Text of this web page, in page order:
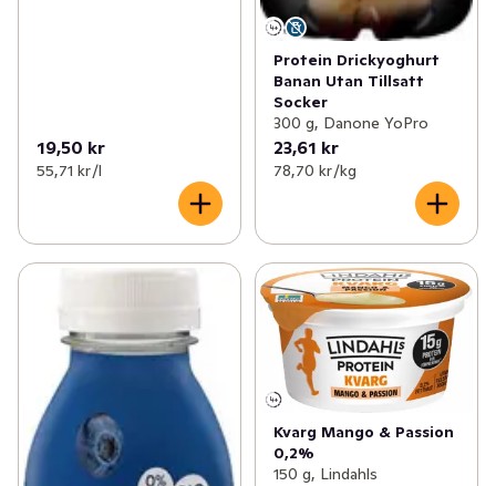
19,50 kr
55,71 kr /l
Protein Drickyoghurt
Banan Utan Tillsatt
Socker
300 g, Danone YoPro
23,61 kr
78,70 kr /kg
Kvarg Mango & Passion
0,2%
150 g, Lindahls